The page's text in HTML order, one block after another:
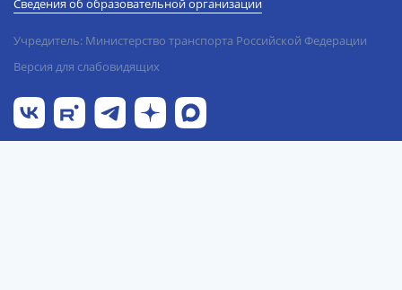
Сведения об образовательной организации
Учредитель: Министерство транспорта Российской Федерации
Версия для слабовидящих